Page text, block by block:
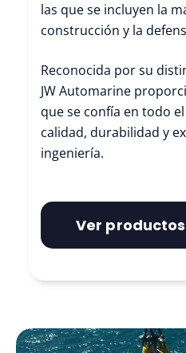
las que se incluyen la
construcción y la
Reconocida por su
JW Automarine
que se confía en todo
calidad, durabilidad y
ingeniería.
Ver productos